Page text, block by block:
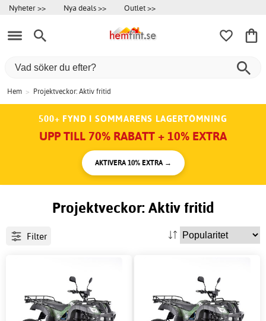
Nyheter >> Nya deals >> Outlet >>
Hem > Projektveckor: Aktiv fritid
500+ FYND I SOMMARENS LAGERTÖMNING
UPP TILL 70% RABATT + 10% EXTRA
AKTIVERA 10% EXTRA →
Projektveckor: Aktiv fritid
Filter